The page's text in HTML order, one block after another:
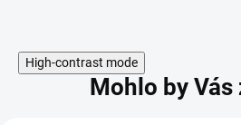
High-contrast mode
Mohlo by